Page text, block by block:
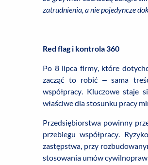
zatrudnienia, a nie pojedyncze
Red flag i kontrola 360
Po 8 lipca firmy, które
zacząć to robić – sama
współpracy. Kluczowe staje
właściwe dla stosunku pracy
Przedsiębiorstwa powinny
przebiegu współpracy.
zastępstwa, przy
stosowania umów